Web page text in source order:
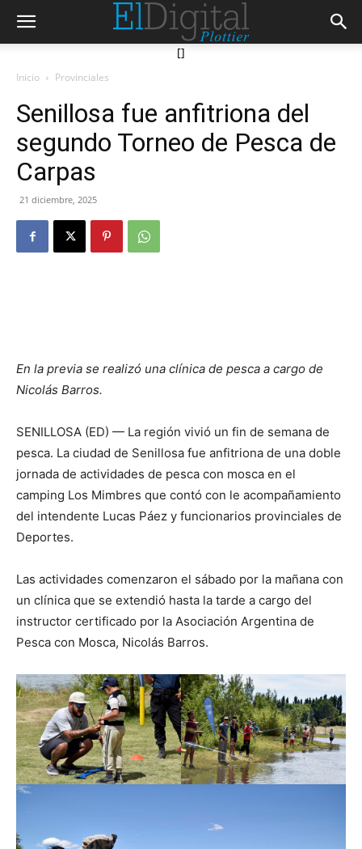
[]
Inicio Provinciales
Senillosa fue anfitriona del
segundo Torneo de Pesca de
Carpas
21 diciembre, 2025
En la previa se realizó una clínica de pesca a cargo de
Nicolás Barros.
SENILLOSA (ED) — La región vivió un fin de semana de
pesca. La ciudad de Senillosa fue anfitriona de una doble
jornada de actividades de pesca con mosca en el
camping Los Mimbres que contó con le acompañamiento
del intendente Lucas Páez y funcionarios provinciales de
Deportes.
Las actividades comenzaron el sábado por la mañana con
un clínica que se extendió hasta la tarde a cargo del
instructor certificado por la Asociación Argentina de
Pesca con Mosca, Nicolás Barros.